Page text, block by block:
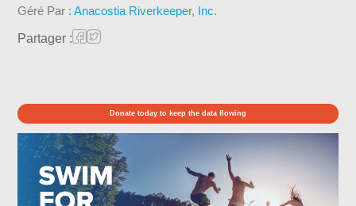
Géré Par :Anacostia Riverkeeper, Inc.
Partager :
Donate today to keep the data flowing